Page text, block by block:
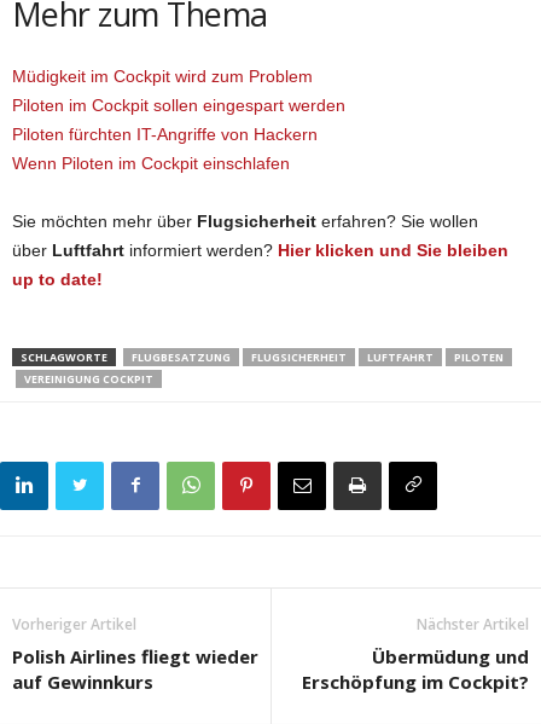
Mehr zum Thema
Müdigkeit im Cockpit wird zum Problem
Piloten im Cockpit sollen eingespart werden
Piloten fürchten IT-Angriffe von Hackern
Wenn Piloten im Cockpit einschlafen
Sie möchten mehr über Flugsicherheit erfahren? Sie wollen
über Luftfahrt informiert werden? Hier klicken und Sie bleiben
up to date!
SCHLAGWORTE FLUGBESATZUNG FLUGSICHERHEIT LUFTFAHRT
PILOTEN
VEREINIGUNG COCKPIT
Vorheriger Artikel
Polish Airlines fliegt wieder
auf Gewinnkurs
Nächster Artikel
Übermüdung und
Erschöpfung im Cockpit?